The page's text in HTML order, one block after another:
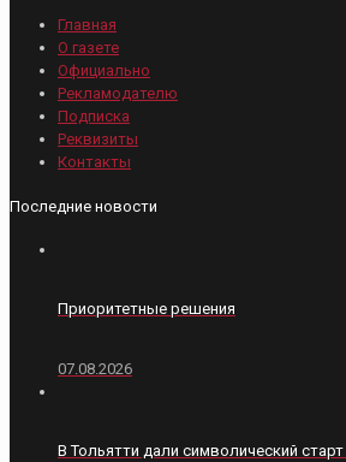
Главная
О газете
Официально
Рекламодателю
Подписка
Реквизиты
Контакты
Последние новости
Приоритетные решения
07.08.2026
В Тольятти дали символический